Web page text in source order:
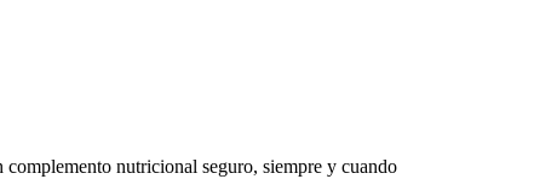
nutricional seguro, siempre y cuando